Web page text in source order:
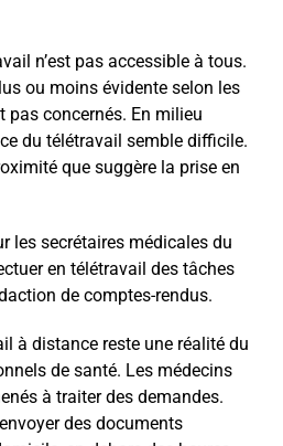
n’est pas accessible à tous.
ou moins évidente selon les
pas concernés. En milieu
du télétravail semble difficile.
que suggère la prise en
les secrétaires médicales du
en télétravail des tâches
de comptes-rendus.
à distance reste une réalité du
de santé. Les médecins
à traiter des demandes.
des documents